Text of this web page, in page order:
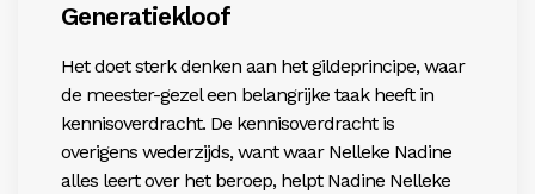
Generatiekloof
Het doet sterk denken aan het gildeprincipe, waar
de meester-gezel een belangrijke taak heeft in
kennisoverdracht. De kennisoverdracht is
overigens wederzijds, want waar Nelleke Nadine
alles leert over het beroep, helpt Nadine Nelleke